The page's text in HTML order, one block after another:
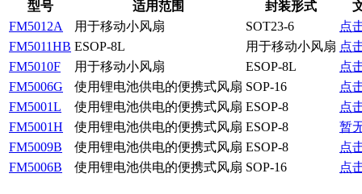
型号 适用范围 封装形式
FM5012A
用于移动小风扇 SOT23-6
点
FM5011HB ESOP-8L 用于移动小风扇 点
FM5010F
用于移动小风扇 ESOP-8L
点
FM5006G
使用锂电池供电的便携式风扇 SOP-16
点
FM5001L
使用锂电池供电的便携式风扇 ESOP-8
点
FM5001H
使用锂电池供电的便携式风扇 ESOP-8
暂
FM5009B
使用锂电池供电的便携式风扇 ESOP-8
点
FM5006B
使用锂电池供电的便携式风扇 SOP-16 点